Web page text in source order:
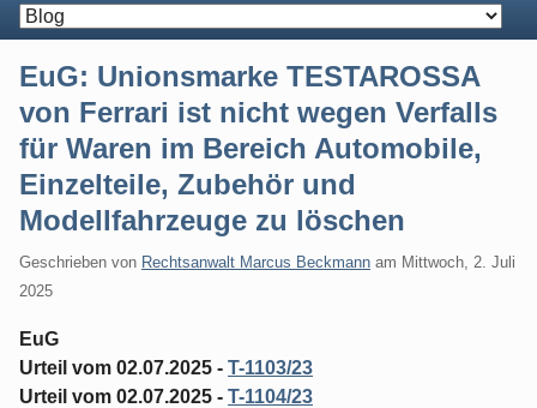
EuG: Unionsmarke TESTAROSSA
von Ferrari ist nicht wegen Verfalls
für Waren im Bereich Automobile,
Einzelteile, Zubehör und
Modellfahrzeuge zu löschen
Geschrieben von Rechtsanwalt Marcus Beckmann am Mittwoch, 2. Juli
2025
EuG
Urteil vom 02.07.2025 - T-1103/23
Urteil vom 02.07.2025 - T-1104/23